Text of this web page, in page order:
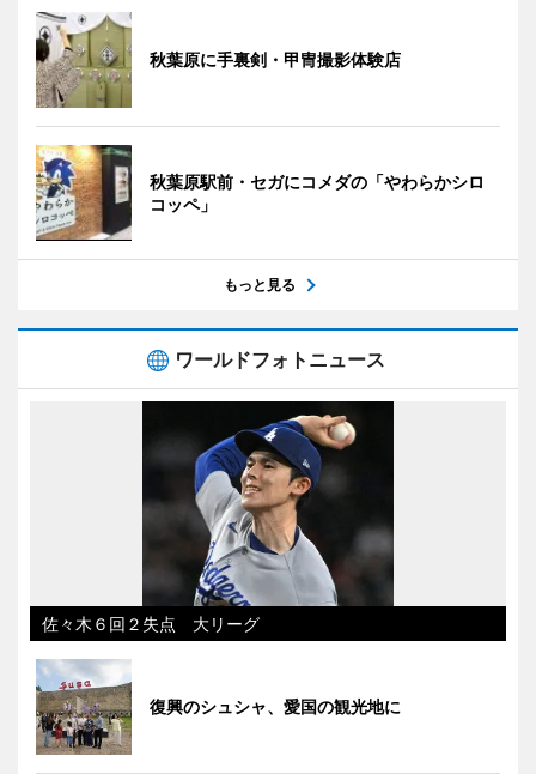
秋葉原に手裏剣・甲冑撮影体験店
秋葉原駅前・セガにコメダの「やわらかシロ
コッペ」
もっと見る
ワールドフォトニュース
佐々木６回２失点 大リーグ
復興のシュシャ、愛国の観光地に